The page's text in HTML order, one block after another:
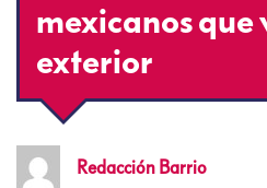
mexicanos que
exterior
Redacción Barrio